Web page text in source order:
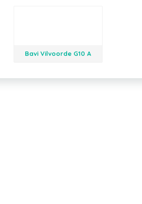
Bavi Vilvoorde G10 A